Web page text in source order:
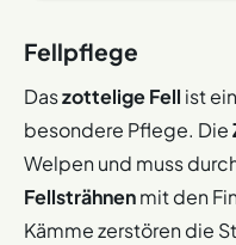
Fellpflege
Daszottelige Fell ist
besondere Pflege. Die
Welpen und muss
Fellsträhnenmit den
Kämme zerstören die